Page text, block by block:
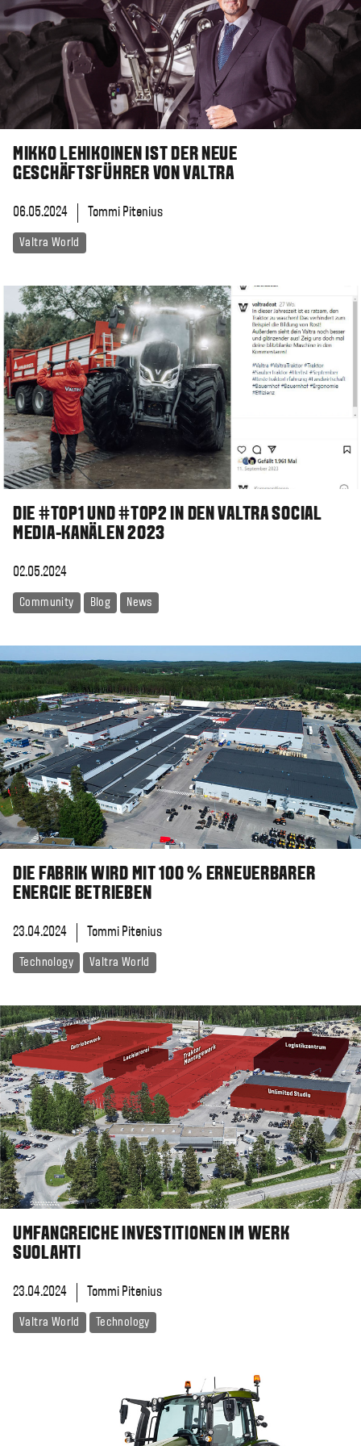
MIKKO LEHIKOINEN IST DER NEUE
GESCHÄFTSFÜHRER VON VALTRA
06.05.2024 Tommi Pitenius
Valtra World
DIE #TOP1 UND #TOP2 IN DEN VALTRA SOCIAL
MEDIA-KANÄLEN 2023
02.05.2024
Community Blog News
DIE FABRIK WIRD MIT 100 % ERNEUERBARER
ENERGIE BETRIEBEN
23.04.2024 Tommi Pitenius
Technology Valtra World
UMFANGREICHE INVESTITIONEN IM WERK
SUOLAHTI
23.04.2024 Tommi Pitenius
Valtra World Technology